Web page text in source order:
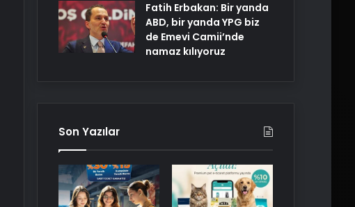
Fatih Erbakan: Bir yanda
ABD, bir yanda YPG biz
de Emevi Camii’nde
namaz kılıyoruz
Son Yazılar